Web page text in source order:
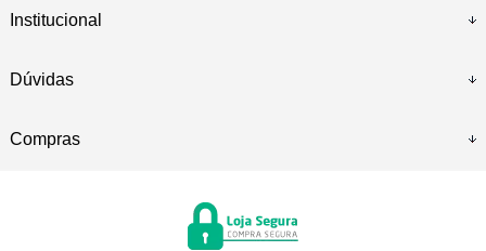
Institucional
Dúvidas
Compras